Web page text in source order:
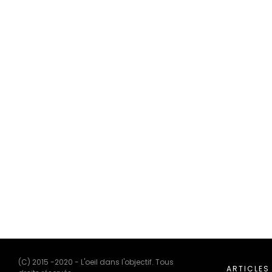
(C) 2015 -2020 - L'oeil dans l'objectif. Tous
ARTICLES